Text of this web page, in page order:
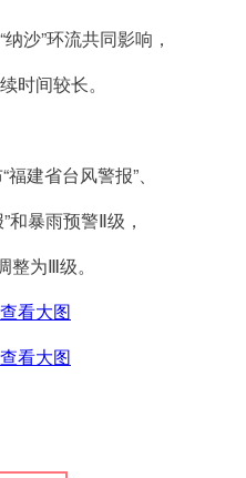
沙”环流共同影响，
时间较长。
建省台风警报”、
和暴雨预警Ⅱ级，
整为Ⅲ级。